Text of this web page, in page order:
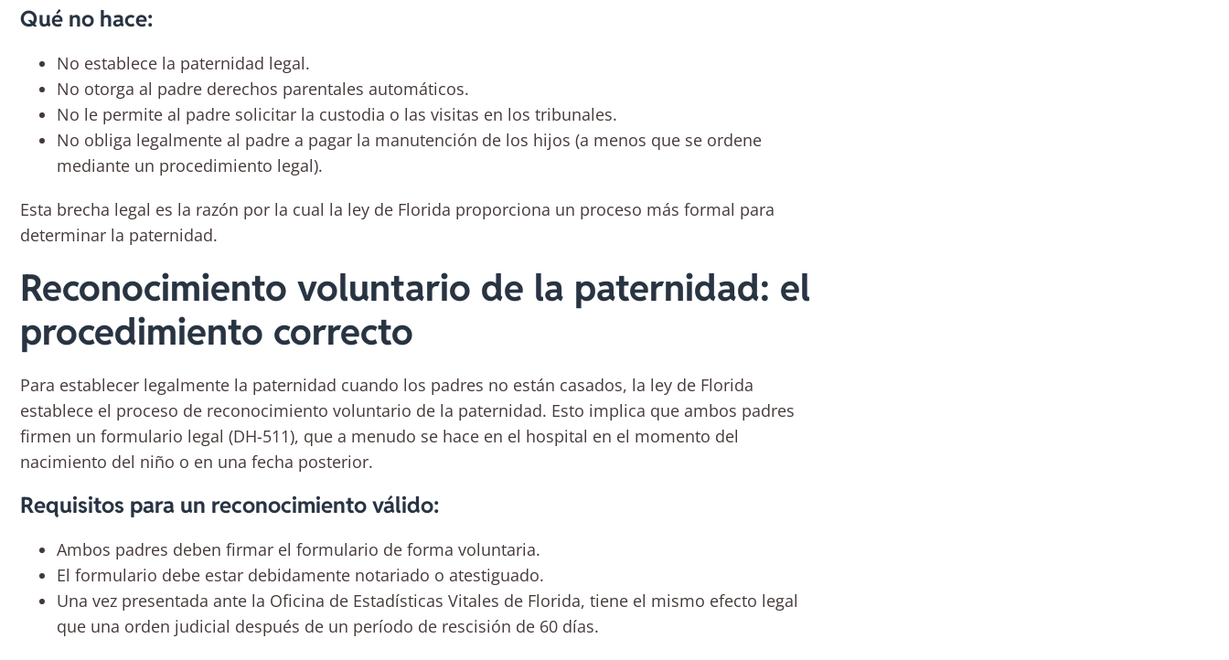
Qué no hace:
No establece la paternidad legal.
No otorga al padre derechos parentales automáticos.
No le permite al padre solicitar la custodia o las visitas en los tribunales.
No obliga legalmente al padre a pagar la manutención de los hijos (a menos que se ordene
mediante un procedimiento legal).
Esta brecha legal es la razón por la cual la ley de Florida proporciona un proceso más formal para
determinar la paternidad.
Reconocimiento voluntario de la paternidad: el
procedimiento correcto
Para establecer legalmente la paternidad cuando los padres no están casados, la ley de Florida
establece el proceso de reconocimiento voluntario de la paternidad. Esto implica que ambos padres
firmen un formulario legal (DH-511), que a menudo se hace en el hospital en el momento del
nacimiento del niño o en una fecha posterior.
Requisitos para un reconocimiento válido:
Ambos padres deben firmar el formulario de forma voluntaria.
El formulario debe estar debidamente notariado o atestiguado.
Una vez presentada ante la Oficina de Estadísticas Vitales de Florida, tiene el mismo efecto legal
que una orden judicial después de un período de rescisión de 60 días.